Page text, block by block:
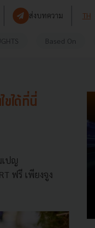
ส่งบทความ TH
Based On
ได้ที่นี่
ปญ
ฟรี เพียงจูง